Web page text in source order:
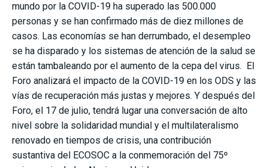
mundo por la COVID-19 ha superado las 500.000
personas y se han confirmado más de diez millones de
casos. Las economías se han derrumbado, el desempleo
se ha disparado y los sistemas de atención de la salud se
están tambaleando por el aumento de la cepa del virus. El
Foro analizará el impacto de la COVID-19 en los ODS y las
vías de recuperación más justas y mejores. Y después del
Foro, el 17 de julio, tendrá lugar una conversación de alto
nivel sobre la solidaridad mundial y el multilateralismo
renovado en tiempos de crisis, una contribución
sustantiva del ECOSOC a la conmemoración del 75º